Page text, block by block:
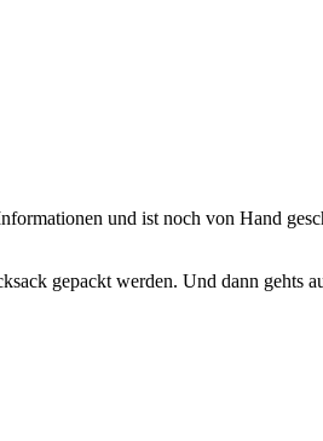
und ist noch von Hand
gepackt werden. Und dann gehts